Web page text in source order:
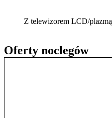
Oferty noclegów
Z telewizorem LCD/plazmą